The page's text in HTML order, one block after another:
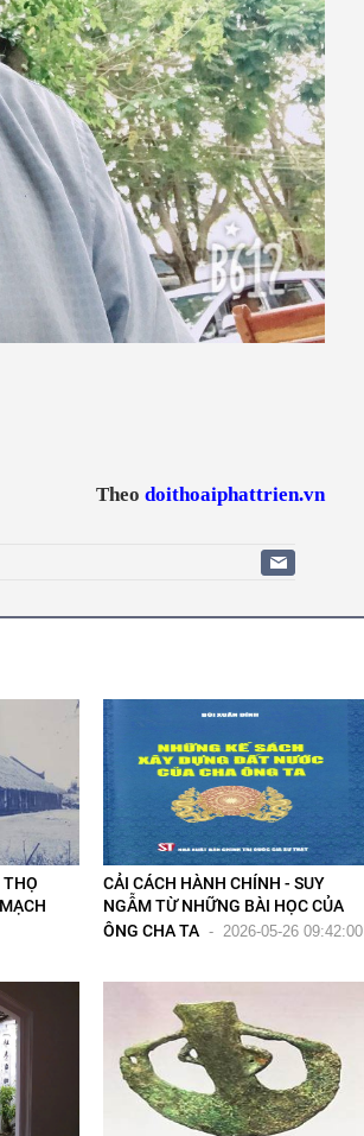
Theo doithoaiphattrien.vn
THỌ
CẢI CÁCH HÀNH CHÍNH - SUY
NGẪM TỪ NHỮNG BÀI HỌC CỦA
ÔNG CHA TA - 2026-05-26 09:42:00